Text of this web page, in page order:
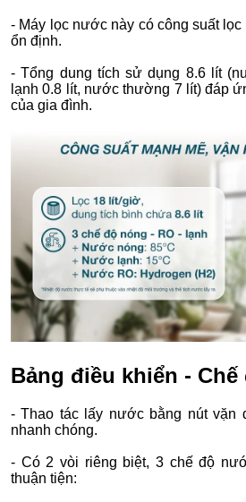
- Máy lọc nước này có công suất
ổn định.
- Tổng dung tích sử dụng 8.6 lít
lạnh 0.8 lít, nước thường 7 lít) đáp
của gia đình.
Bảng điều khiển -
- Thao tác lấy nước bằng nút vặn
nhanh chóng.
- Có 2 vòi riêng biệt, 3 chế độ
thuận tiện: